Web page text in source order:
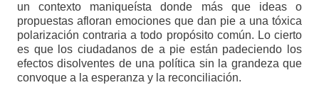
un contexto maniqueísta donde más que ideas o
propuestas afloran emociones que dan pie a una tóxica
polarización contraria a todo propósito común. Lo cierto
es que los ciudadanos de a pie están padeciendo los
efectos disolventes de una política sin la grandeza que
convoque a la esperanza y la reconciliación.